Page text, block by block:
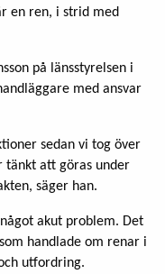
en ren, i strid med
på länsstyrelsen i
med ansvar
sedan vi tog över
tänkt att göras under
säger han.
akut problem. Det
handlade om renar i
utfordring.